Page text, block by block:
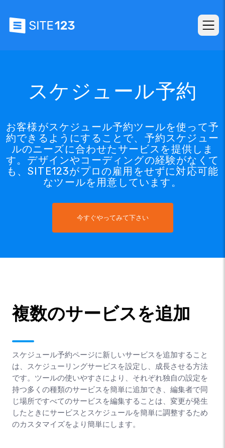
スケジュール予約
お客様がスケジュール予約ツールを使って予
約できるようにすることで、予約スケジュー
ルのニーズに合わせたサービスを提供しま
す。デザインやコーディングの経験がなくて
も、SITE123がプロの雇用をせずに対応可能
なツールを用意しています。
今すぐやってみて下さい
複数のサービスを追加
スケジュール予約ページに新しいサービスを追加すること
は、スケジューリングサービスを設定し、成長させる方法
です。ツールの使いやすさにより、それぞれ独自の設定を
持つ多くの種類のサービスを簡単に追加でき、編集者で同
じ場所ですべてのサービスを編集することは、変更が発生
したときにサービスとスケジュールを簡単に調整するため
のカスタマイズをより簡単にします。